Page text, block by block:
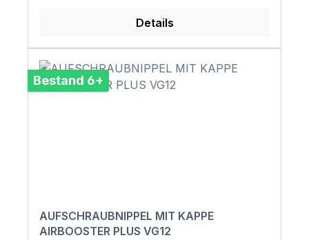
Details
Bestand 6+
AUFSCHRAUBNIPPEL MIT KAPPE
AIRBOOSTER PLUS VG12